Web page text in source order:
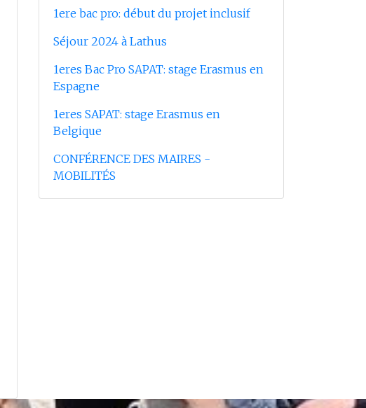
1ere bac pro: début du projet inclusif
Séjour 2024 à Lathus
1eres Bac Pro SAPAT: stage Erasmus en
Espagne
1eres SAPAT: stage Erasmus en
Belgique
CONFÉRENCE DES MAIRES -
MOBILITÉS